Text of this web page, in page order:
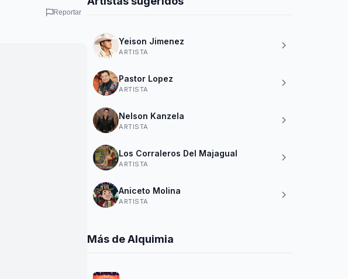
Reportar
Yeison Jimenez
ARTISTA
Pastor Lopez
ARTISTA
Nelson Kanzela
ARTISTA
Los Corraleros Del Majagual
ARTISTA
Aniceto Molina
ARTISTA
Más de Alquimia